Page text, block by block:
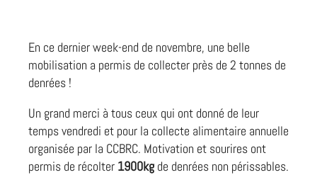
En ce dernier week-end de novembre, une belle
mobilisation a permis de collecter près de 2 tonnes de
denrées !
Un grand merci à tous ceux qui ont donné de leur
temps vendredi et pour la collecte alimentaire annuelle
organisée par la CCBRC. Motivation et sourires ont
permis de récolter 1900kg de denrées non périssables.